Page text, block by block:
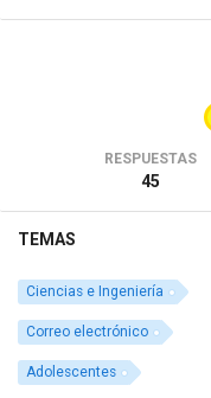
RESPUESTAS
45
TEMAS
Ciencias e Ingeniería
Correo electrónico
Adolescentes